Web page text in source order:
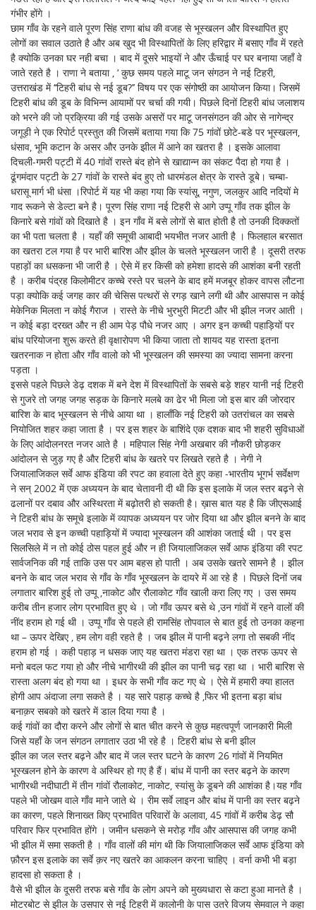
गंभीर होंगे ।
छाम गाँव के रहने वाले पूरण सिंह राणा बांध की वजह से भूस्खलन और विस्थापित हुए
लोगों का सवाल उठाते है और अब खुद भी विस्थापितों के लिए हरिद्वार में बसाए गाँव में रहते
है क्योकि उनका घर नही बचा । बाद में दूसरे भाइयों ने और ऊँचाई पर घर बनाया जहाँ वे
जाते रहते है । राणा ने बताया , ‘ कुछ समय पहले माटू जन संगठन ने नई टिहरी,
उत्तराखंड में ‘‘टिहरी बांध से नई डूब?’’ विषय पर एक संगोष्ठी का आयोजन किया। जिसमें
टिहरी बांध की डूब के विभिन्न आयामों पर चर्चा की गयी। पिछले दिनों टिहरी बांध जलाशय
को भरने की जो प्रक्रिया की गई उसके असरों पर माटू जनसंगठन की ओर से नागेन्द्र
जगूड़ी ने एक रिपोर्ट प्रस्तुत की जिसमें बताया गया कि 75 गांवों छोटे-बडे पर भूस्खलन,
धंसाव, भूमि कटान के असर और उनके झील में आने का खतरा है । इसके आलावा
दिचली-गमरी पट्टी में 40 गांवों रास्ते बंद होने से खाद्यान्न का संकट पैदा हो गया है ।
ढूंगमंदार पट्टी के 27 गांवों के रास्ते बंद हुए तो धारमंडल क्षेत्र के रास्ते डूबे। चम्बा-
धरासू मार्ग भी धंसा ।रिपोर्ट में यह भी कहा गया कि स्यांसू, नगुण, जलकुर आदि नदियों मे
गाद रूकने से डेल्टा बने है। पूरण सिंह राणा नई टिहरी से आगे उप्पू गाँव तक झील के
किनारे बसे गांवों को दिखाते है । इन गाँव में बसे लोगों से बात होती है तो उनकी दिक्कतों
का भी पता चलता है । यहाँ की समूची आबादी भयभीत नजर आती है । फिलहाल बरसात
का खतरा टल गया है पर भारी बारिश और झील के चलते भूस्खलन जारी है । दूसरी तरफ
पहाड़ों का धसकना भी जारी है । ऐसे में हर किसी को हमेशा हादसे की आशंका बनी रहती
है । करीब पंद्रह किलोमीटर कच्चे रस्ते पर चलने के बाद हमें मजबूर होकर वापस लौटना
पड़ा क्योकि कई जगह कार की चेसिस पत्थरों से रगड़ खाने लगी थी और आसपास न कोई
मेकेनिक मिलता न कोई गैराज । रास्ते के नीचे भुरभुरी मिटटी और भी झील नजर आती ।
न कोई बड़ा दरख्त और न ही आम पेड़ पौधे नजर आए । अगर इन कच्ची पहाड़ियों पर
बांध परियोजना शुरू करते ही वृक्षारोपण भी किया जाता तो शायद यह रास्ता इतना
खतरनाक न होता और गाँव वालो को भी भूस्खलन की समस्या का ज्यादा सामना करना
पड़ता ।
इससे पहले पिछले डेढ़ दशक में बने देश में विस्थापितों के सबसे बड़े शहर यानी नई टिहरी
से गुजरे तो जगह जगह सड़क के किनारे मलबे का ढेर भी मिला जो इस बार की जोरदार
बारिश के बाद भूस्खलन से नीचे आया था । हालाँकि नई टिहरी को उतरांचल का सबसे
नियोजित शहर कहा जाता है । पर इस शहर के बाशिंदे एक दशक बाद भी शहरी सुविधाओं
के लिए आंदोलनरत नजर आते है । महिपाल सिंह नेगी अखबार की नौकरी छोड़कर
आंदोलन से जुड़ गए है और टिहरी बांध के खतरे पर लिखते रहते है । नेगी ने
जियालाजिकल सर्वे आफ इंडिया की रपट का हवाला देते हुए कहा -भारतीय भूगर्भ सर्वेक्षण
ने सन् 2002 में एक अध्ययन के बाद चेतावनी दी थी कि इस इलाके में जल स्तर बढ़ने से
ढलानों पर दबाव और अस्थिरता में बढ़ोतरी हो सकती है। ख़ास बात यह है कि जीएसआई
ने टिहरी बांध के समूचे इलाके में व्यापक अध्ययन पर जोर दिया था और झील बनने के बाद
जल भराव से इन कच्ची पहाड़ियों में ज्यादा भूस्खलन की आशंका जताई थी । पर इस
सिलसिले में न तो कोई ठोस पहल हुई और न ही जियालाजिकल सर्वे आफ इंडिया की रपट
सार्वजनिक की गई ताकि उस पर आम बहस हो पाती । अब उसके खतरे सामने है । झील
बनने के बाद जल भराव से गाँव के गाँव भूस्खलन के दायरे में आ रहे है । पिछले दिनों जब
लगातार बारिश हुई तो उप्पू ,नाकोट और रौलाकोट गाँव खाली करा लिए गए । उस समय
करीब तीन हजार लोग प्रभावित हुए थे । जो गाँव ऊपर बसे थे ,उन गांवों में रहने वालों की
नींद हराम हो गई थी । उप्पू गाँव से पहले ही रामसिंह तोपवाल से बात हुई तो उनका कहना
था – ऊपर देखिए , हम लोग वही रहते है । जब झील में पानी बढ़ने लगा तो सबकी नींद
हराम हो गई । कही पहाड़ न धसक जाए यह खतरा मंडरा रहा था । एक तरफ ऊपर से
मनो बदल फट गया हो और नीचे भागीरथी की झील का पानी चढ़ रहा था । भारी बारिश से
रास्ता अलग बंद हो गया था । इधर के सभी गाँव कट गए थे । ऐसे में हमारी क्या हालत
होगी आप अंदाजा लगा सकते है । यह सारे पहाड़ कच्चे है ,फिर भी इतना बड़ा बांध
बनाक़र सबको को खतरे में डाल दिया गया है ।
कई गांवों का दौरा करने और लोगों से बात चीत करने से कुछ महत्वपूर्ण जानकारी मिली
जिसे यहाँ के जन संगठन लगातार उठा भी रहे है । टिहरी बांध से बनी झील
झील का जल स्तर बढ़ने और बाद में जल स्तर घटने के कारण 26 गांवों में नियमित
भूस्खलन होने के कारण वे अस्थिर हो गए है हैं। बांध में पानी का स्तर बढ़ने के कारण
भागीरथी नदीघाटी में तीन गांवों रौलाकोट, नाकोट, स्यांसु के डूबने की आशंका है।यह गाँव
पहले भी जोखम वाले गाँव माने जाते थे । रीम सर्वे लाइन और बांध में पानी का स्तर बढ़ने
का कारण, पहले शिनाख्त किए प्रभावित परिवारों के अलावा, 45 गांवों में करीब डेढ़ सौ
परिवार फिर प्रभावित होंगे । जमीन धसकने से मरोड़ गाँव और आसपास की जगह कभी
भी झील में समा सकती है । गाँव वालों की मांग थी कि जियालाजिकल सर्वे आफ इंडिया को
फ़ौरन इस इलाके का सर्वे क़र नए खतरे का आकलन करना चाहिए । वर्ना कभी भी बड़ा
हादसा हो सकता है ।
वैसे भी झील के दूसरी तरफ बसे गाँव के लोग अपने को मुख्यधारा से कटा हुआ मानते है ।
मोटरबोट से झील के उसपार से नई टिहरी में कालोनी के पास उतरे विजय सेमवाल ने कहा